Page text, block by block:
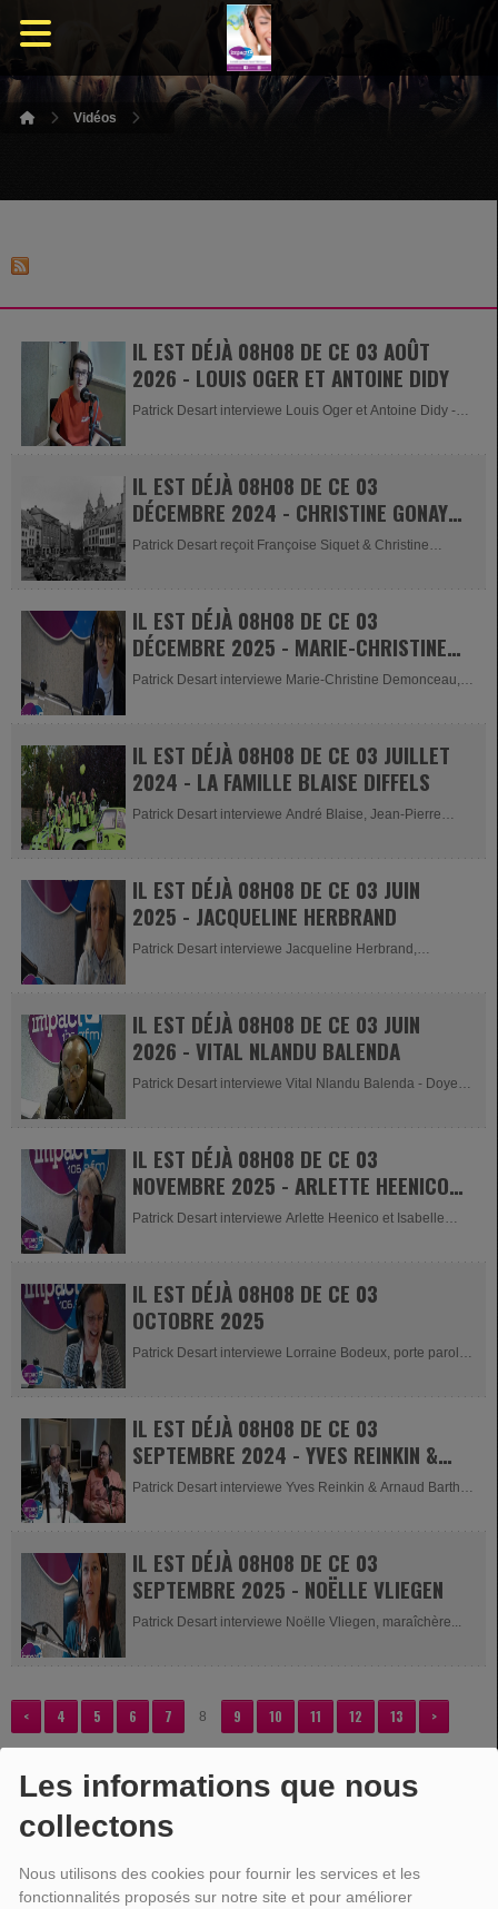
Les informations que nous
collectons
Nous utilisons des cookies pour fournir les services et les
fonctionnalités proposés sur notre site et pour améliorer
Vidéos
IL EST DÉJÀ 08H08 DE CE 03 AOÛT
2026 - LOUIS OGER ET ANTOINE DIDY
Patrick Desart interviewe Louis Oger et Antoine Didy -
IL EST DÉJÀ 08H08 DE CE 03
DÉCEMBRE 2024 - CHRISTINE GONAY
& FRANÇOISE SIQUET
Patrick Desart reçoit Françoise Siquet & Christine
IL EST DÉJÀ 08H08 DE CE 03
DÉCEMBRE 2025 - MARIE-CHRISTINE
DEMONCEAU
Patrick Desart interviewe Marie-Christine Demonceau,
IL EST DÉJÀ 08H08 DE CE 03 JUILLET
2024 - LA FAMILLE BLAISE DIFFELS
Patrick Desart interviewe André Blaise, Jean-Pierre
IL EST DÉJÀ 08H08 DE CE 03 JUIN
2025 - JACQUELINE HERBRAND
Patrick Desart interviewe Jacqueline Herbrand,
IL EST DÉJÀ 08H08 DE CE 03 JUIN
2026 - VITAL NLANDU BALENDA
Patrick Desart interviewe Vital Nlandu Balenda - Doyen
IL EST DÉJÀ 08H08 DE CE 03
NOVEMBRE 2025 - ARLETTE HEENICO
ET ISABELLE COLIN
Patrick Desart interviewe Arlette Heenico et Isabelle
IL EST DÉJÀ 08H08 DE CE 03
OCTOBRE 2025
Patrick Desart interviewe Lorraine Bodeux, porte parole
IL EST DÉJÀ 08H08 DE CE 03
SEPTEMBRE 2024 - YVES REINKIN &
ARNAUD BARTH
Patrick Desart interviewe Yves Reinkin & Arnaud Barth
IL EST DÉJÀ 08H08 DE CE 03
SEPTEMBRE 2025 - NOËLLE VLIEGEN
Patrick Desart interviewe Noëlle Vliegen, maraîchère...
< 4 5 6 7 8 9 10 11 12 13 >
VOTRE PUBLICITÉ